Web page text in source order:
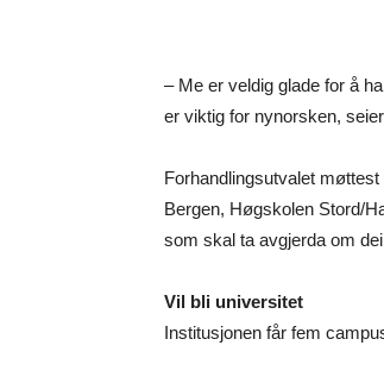
– Me er veldig glade for å
er viktig for nynorsken,
Forhandlingsutvalet
Bergen, Høgskolen Stord/
som skal ta avgjerda om
Vil bli universitet
Institusjonen får fem